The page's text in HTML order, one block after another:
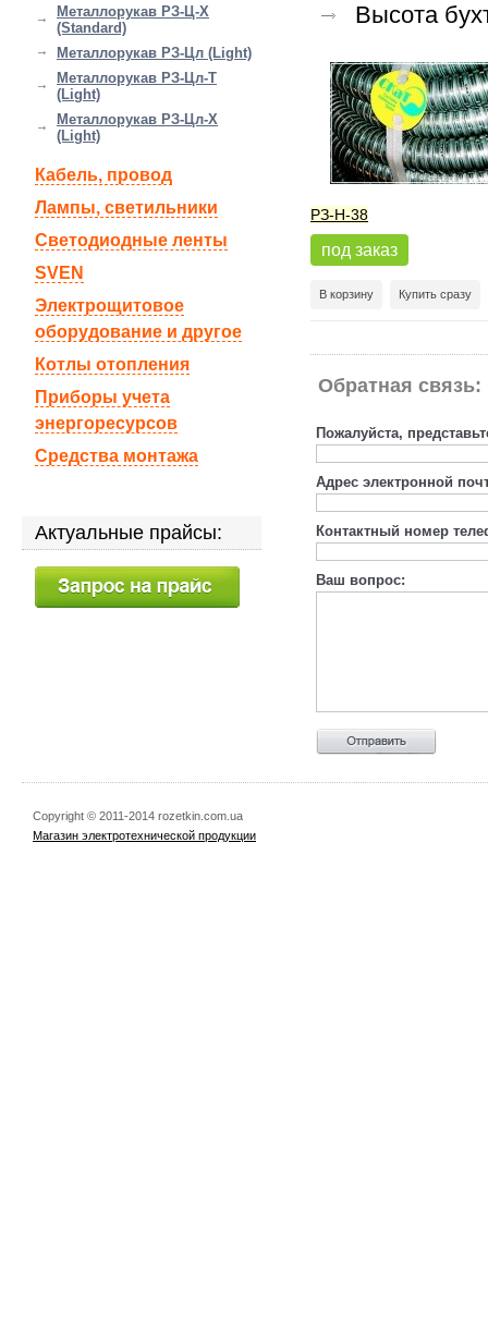
Высота
РЗ-Н-38
под заказ
В корзину Купить сразу
Обратная связь:
Пожалуйста,
Адрес электронной
Контактный номер
Ваш вопрос:
Металлорукав РЗ-Ц-Х
(Standard)
Металлорукав РЗ-Цл (Light)
Металлорукав РЗ-Цл-Т
(Light)
Металлорукав РЗ-Цл-Х
(Light)
Кабель, провод
Лампы, светильники
Светодиодные ленты
SVEN
Электрощитовое
оборудование и другое
Котлы отопления
Приборы учета
энергоресурсов
Средства монтажа
Актуальные прайсы:
Copyright © 2011-2014 rozetkin.com.ua
Магазин электротехнической продукции